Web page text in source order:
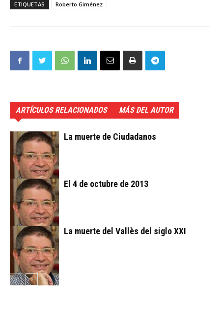
ETIQUETAS Roberto Giménez
ARTÍCULOS RELACIONADOS MÁS DEL AUTOR
La muerte de Ciudadanos
El 4 de octubre de 2013
La muerte del Vallès del siglo XXI